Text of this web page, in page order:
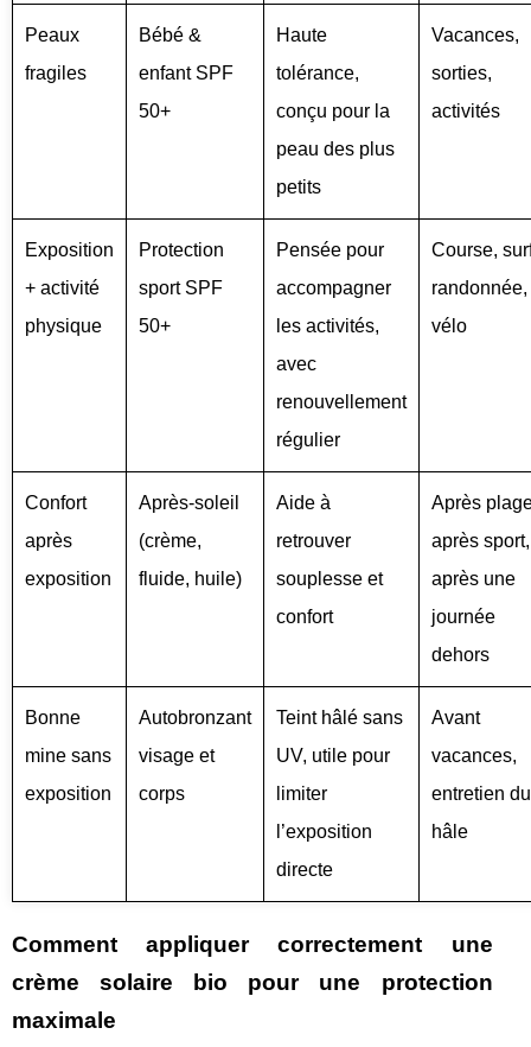
Peaux
fragiles
Bébé &
enfant SPF
50+
Haute
tolérance,
conçu pour la
peau des plus
petits
Vacances,
sorties,
activités
Exposition
+ activité
physique
Protection
sport SPF
50+
Pensée pour
accompagner
les activités,
avec
renouvellement
régulier
Course,
randonnée,
vélo
Confort
après
exposition
Après-soleil
(crème,
fluide, huile)
Aide à
retrouver
souplesse et
confort
Après
après sport,
après une
journée
dehors
Bonne
mine sans
exposition
Autobronzant
visage et
corps
Teint hâlé sans
UV, utile pour
limiter
l’exposition
directe
Avant
vacances,
entretien du
hâle
Comment appliquer correctement une
crème solaire bio pour une protection
maximale